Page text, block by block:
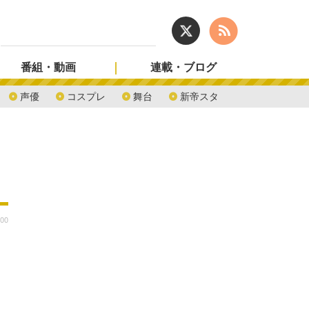
声優 コスプレ 舞台 新帝スタ
番組・動画 連載・ブログ